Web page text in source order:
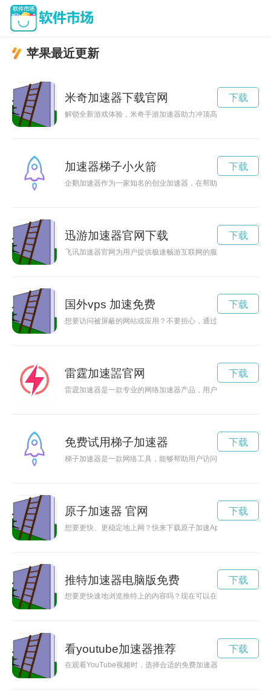
苹果最近更新
米奇加速器下载官网
解锁全新游戏体验，米奇手游加速器助力冲顶高分关键词: 米奇
下载
加速器梯子小火箭
企鹅加速器作为一家知名的创业加速器，在帮助创业者快速实
下载
迅游加速器官网下载
飞讯加速器官网为用户提供极速畅游互联网的服务，让用户尽情
下载
国外vps 加速免费
想要访问被屏蔽的网站或应用？不要担心，通过手机翻外墙软
下载
雷霆加速噐官网
雷霆加速器是一款专业的网络加速器产品，用户普遍对其性能
下载
免费试用梯子加速器
梯子加速器是一款网络工具，能够帮助用户访问被封锁的网站
下载
原子加速器 官网
想要更快、更稳定地上网？快来下载原子加速App最新版本，让
下载
推特加速器电脑版免费
想要更快速地浏览推特上的内容吗？现在可以在Twitter官网上
下载
看youtube加速器推荐
在观看YouTube视频时，选择合适的免费加速器能够提升视频
下载